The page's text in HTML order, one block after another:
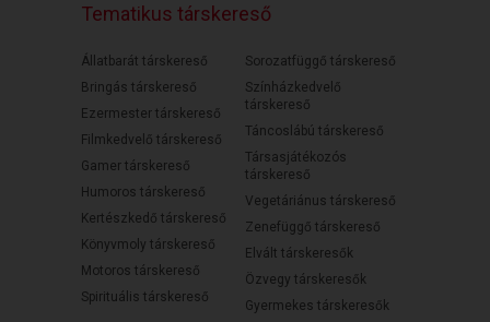
Tematikus társkereső
Állatbarát társkereső
Bringás társkereső
Ezermester társkereső
Filmkedvelő társkereső
Gamer társkereső
Humoros társkereső
Kertészkedő társkereső
Könyvmoly társkereső
Motoros társkereső
Spirituális társkereső
Sorozatfüggő társkereső
Színházkedvelő
társkereső
Táncoslábú társkereső
Társasjátékozós
társkereső
Vegetáriánus társkereső
Zenefüggő társkereső
Elvált társkeresők
Özvegy társkeresők
Gyermekes társkeresők